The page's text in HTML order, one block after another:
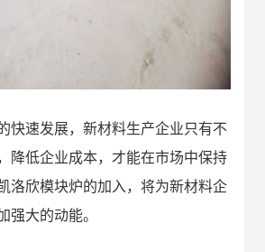
快速发展， 新材料生产企业只有不
降低企业成本，才能在市场中保持
洛欣模块炉的加入 ， 将为新材料企
强大的动能。